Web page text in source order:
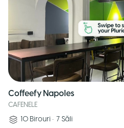
Coffeefy Napoles
CAFENELE
10 Birouri • 7 Săli